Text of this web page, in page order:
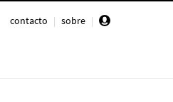
contacto | sobre |